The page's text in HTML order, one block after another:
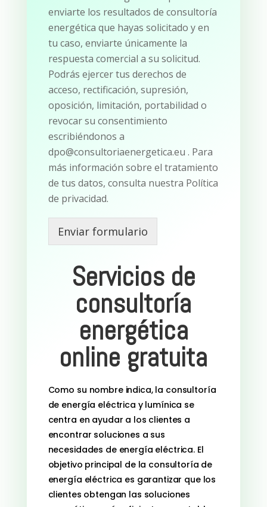
enviarte los resultados de consultoría
energética que hayas solicitado y en
tu caso, enviarte únicamente la
respuesta comercial a su solicitud.
Podrás ejercer tus derechos de
acceso, rectificación, supresión,
oposición, limitación, portabilidad o
revocar su consentimiento
escribiéndonos a
dpo@consultoriaenergetica.eu . Para
más información sobre el tratamiento
de tus datos, consulta nuestra Política
de privacidad.
Enviar formulario
Servicios de
consultoría
energética
online gratuita
Como su nombre indica, la consultoría
de energía eléctrica y lumínica se
centra en ayudar a los clientes a
encontrar soluciones a sus
necesidades de energía eléctrica. El
objetivo principal de la consultoría de
energía eléctrica es garantizar que los
clientes obtengan las soluciones